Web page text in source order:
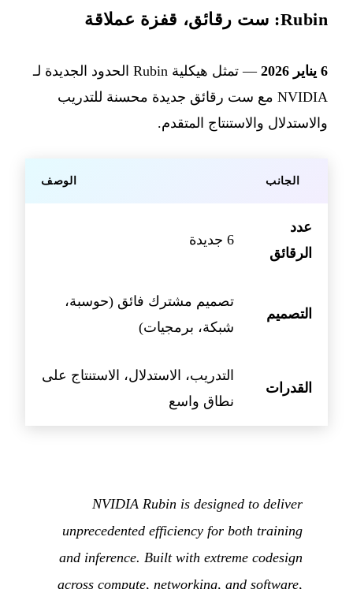
Rubin: ست رقائق، قفزة عملاقة
6 يناير 2026
— تمثل هيكلية Rubin الحدود الجديدة لـ
NVIDIA مع ست رقائق جديدة محسنة للتدريب
والاستدلال والاستنتاج المتقدم.
الجانب الوصف
عدد
الرقائق
6 جديدة
التصميم
تصميم مشترك فائق (حوسبة،
شبكة، برمجيات)
القدرات
التدريب، الاستدلال، الاستنتاج على
نطاق واسع
NVIDIA Rubin is designed to deliver
unprecedented efficiency for both training
and inference. Built with extreme codesign
across compute, networking, and software,